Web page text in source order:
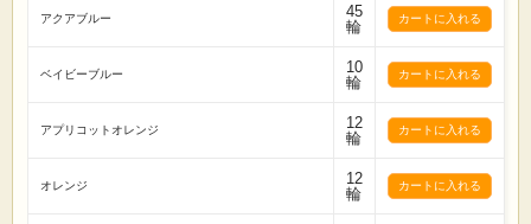
アクアブルー
45
輪
ベイビーブルー
10
輪
アプリコットオレンジ
12
輪
オレンジ
12
輪